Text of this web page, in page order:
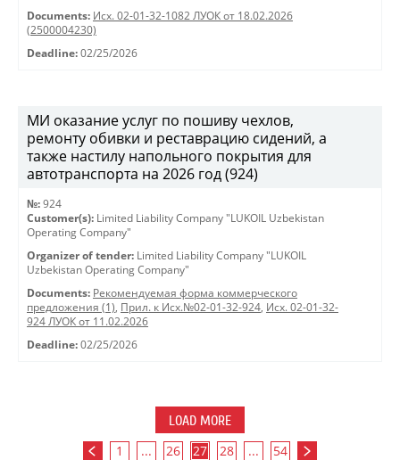
Documents: Исх. 02-01-32-1082 ЛУОК от 18.02.2026
(2500004230)
Deadline: 02/25/2026
МИ оказание услуг по пошиву чехлов,
ремонту обивки и реставрацию сидений, а
также настилу напольного покрытия для
автотранспорта на 2026 год (924)
№: 924
Customer(s): Limited Liability Company "LUKOIL Uzbekistan
Operating Company"
Organizer of tender: Limited Liability Company "LUKOIL
Uzbekistan Operating Company"
Documents: Рекомендуемая форма коммерческого
предложения (1), Прил. к Исх.№02-01-32-924, Исх. 02-01-32-
924 ЛУОК от 11.02.2026
Deadline: 02/25/2026
LOAD MORE
1 ... 26 27 28 ... 54